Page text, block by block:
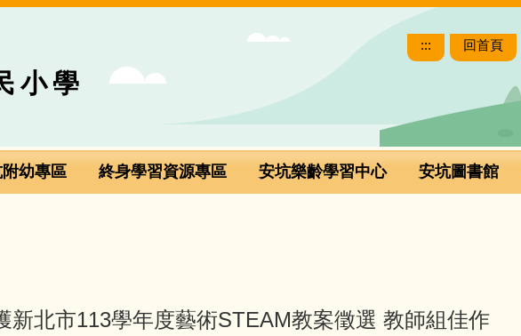
小學
::: 回首頁
幼專區 終身學習資源專區 安坑樂齡學習中心 安坑圖書館
新北市113學年度藝術STEAM教案徵選 教師組佳作